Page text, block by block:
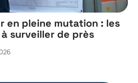
en pleine mutation : les
surveiller de près